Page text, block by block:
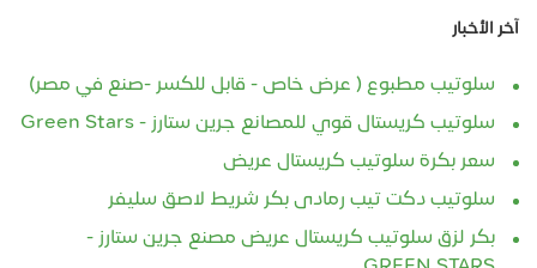
آخر الأخبار
سلوتيب مطبوع ( عرض خاص - قابل للكسر -صنع في مصر)
سلوتيب كريستال قوي للمصانع جرين ستارز - Green Stars
سعر بكرة سلوتيب كريستال عريض
سلوتيب دكت تيب رمادى بكر شريط لاصق سليفر
بكر لزق سلوتيب كريستال عريض مصنع جرين ستارز -
GREEN STARS